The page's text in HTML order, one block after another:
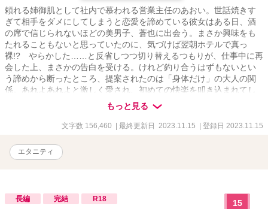
頼れる姉御肌として社内で慕われる営業主任のあおい。世話焼きす
ぎて相手をダメにしてしまうと恋愛を諦めている彼女はある日、酒
の席で信じられないほどの美男子、蒼也に出会う。まさか興味をも
たれることもないと思っていたのに、気づけば翌朝ホテルで真っ
裸!? やらかした……と反省しつつ切り替えるつもりが、仕事中に再
会した上、まさかの告白を受ける。けれど釣り合うはずもないとい
う諦めから断ったところ、提案されたのは「身体だけ」の大人の関
係。あれよあれよと激しく愛され、初めての快楽を叩き込まれてし
まうあおい。勘違いしてはいけないと思うのに、蒼也はあおいを本
当の恋人のように甘やかしてきて――
もっと見る
文字数 156,460 | 最終更新日 2023.11.15 | 登録日 2023.11.15
エタニティ
長編 完結 R18 15